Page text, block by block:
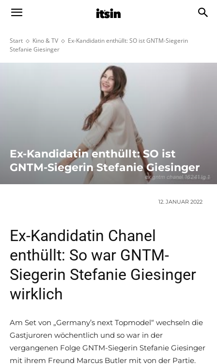
Start Kino & TV
Ex-Kandidatin enthüllt: SO ist GNTM-Siegerin
Stefanie Giesinger
ex gntm chanel 16241 lg 1
Ex-Kandidatin enthüllt: SO ist
GNTM-Siegerin Stefanie Giesinger
12. JANUAR 2022
Ex-Kandidatin Chanel
enthüllt: So war GNTM-
Siegerin Stefanie Giesinger
wirklich
Am Set von „Germany’s next Topmodel“ wechseln die
Gastjuroren wöchentlich und so war in der
vergangenen Folge GNTM-Siegerin Stefanie Giesinger
mit ihrem Freund Marcus Butler mit von der Partie.